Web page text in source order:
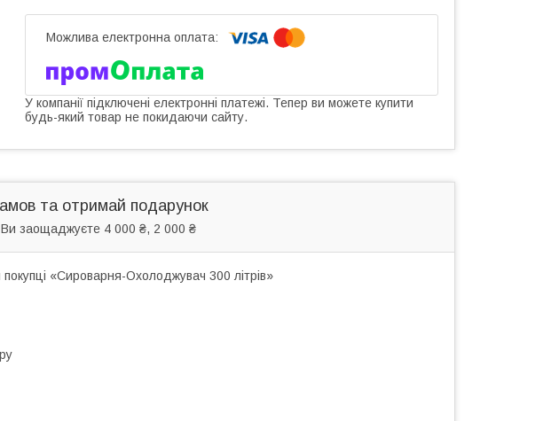
У компанії підключені електронні платежі. Тепер ви можете купити
будь-який товар не покидаючи сайту.
та отримай подарунок
Ви заощаджуєте 4 000 ₴, 2 000 ₴
«Сироварня-Охолоджувач 300 літрів»